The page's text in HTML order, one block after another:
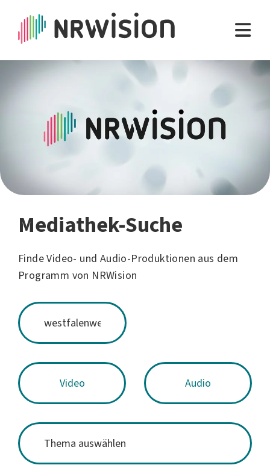
Mediathek-Suche
Finde Video- und Audio-Produktionen aus dem
Programm von NRWision
Video Audio